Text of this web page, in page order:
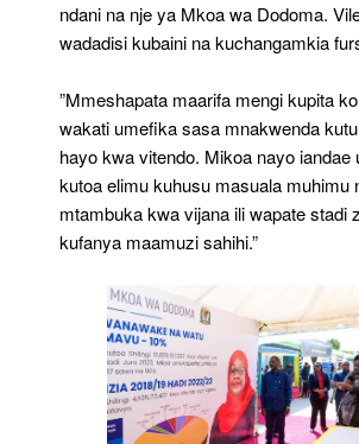
ndani na nje ya Mkoa wa Dodoma.
wadadisi kubaini na kuchangamkia
”Mmeshapata maarifa mengi kupita
wakati umefika sasa mnakwenda
hayo kwa vitendo. Mikoa nayo iandae
kutoa elimu kuhusu masuala muhimu
mtambuka kwa vijana ili wapate stadi
kufanya maamuzi sahihi.”